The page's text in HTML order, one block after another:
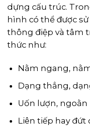
dựng cấu trúc.
hình có thể được
thông điệp và tâm
thức như:
Nằm ngang,
Dạng thẳng,
Uốn lượn, ngoằn
Liên tiếp hay đứt